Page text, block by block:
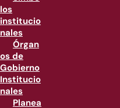
los
institucio
nales
Órgan
os de
Gobierno
Institucio
nales
Planea